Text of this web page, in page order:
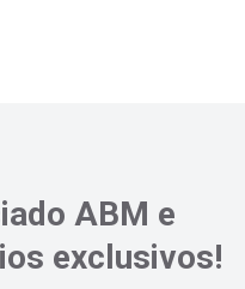
ABM e
exclusivos!